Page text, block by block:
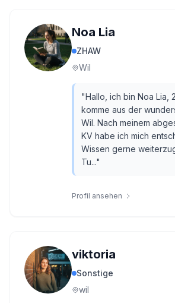
Noa Lia
ZHAW
Wil
"Hallo, ich bin Noa Lia,
komme aus der
Wil. Nach meinem
KV habe ich mich
Wissen gerne
Tu..."
Profil ansehen
viktoria
Sonstige
wil